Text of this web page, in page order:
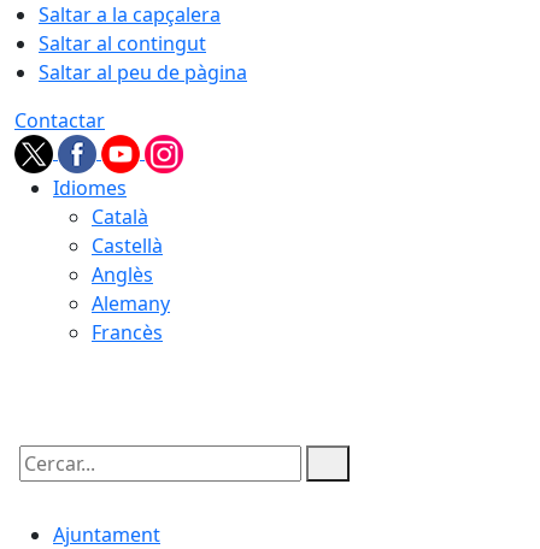
Saltar a la capçalera
Saltar al contingut
Saltar al peu de pàgina
Contactar
Idiomes
Català
Castellà
Anglès
Alemany
Francès
Cercar:
Ajuntament